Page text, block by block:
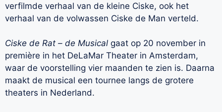
verfilmde verhaal van de kleine Ciske, ook het
verhaal van de volwassen Ciske de Man verteld.
Ciske de Rat – de Musical gaat op 20 november in
première in het DeLaMar Theater in Amsterdam,
waar de voorstelling vier maanden te zien is. Daarna
maakt de musical een tournee langs de grotere
theaters in Nederland.